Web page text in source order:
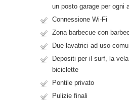
un posto garage per ogni
Connessione Wi-Fi
Zona barbecue con
Due lavatrici ad uso
Depositi per il surf, la
biciclette
Pontile privato
Pulizie finali